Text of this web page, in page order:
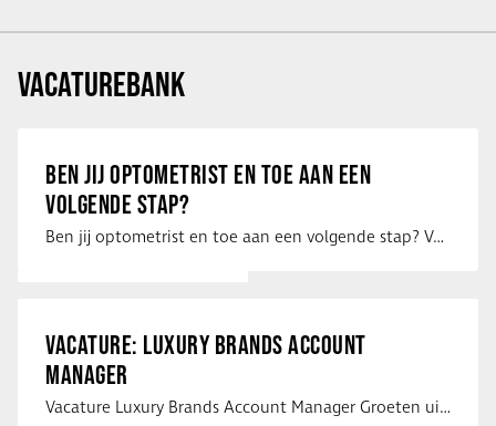
VACATUREBANK
BEN JIJ OPTOMETRIST EN TOE AAN EEN
VOLGENDE STAP?
Ben jij optometrist en toe aan een volgende stap? Voor een optiekketen is Eye …
VACATURE: LUXURY BRANDS ACCOUNT
MANAGER
Vacature Luxury Brands Account Manager Groeten uit Spanje! Vanaf mijn …